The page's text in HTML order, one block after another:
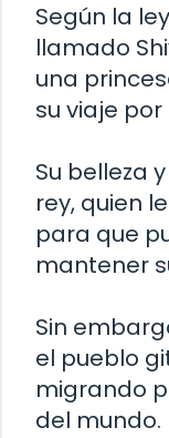
Según la
llamado
una
su viaje
Su belleza
rey, quien
para que
mantener
Sin
el pueblo
migrando
del mundo.